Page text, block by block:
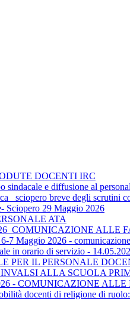
DOCENTI IRC
sindacale e diffusione al
sciopero breve degli scrutini
Sciopero 29 Maggio 2026
ATA
ALLE
7 Maggio 2026 -
in orario di servizio -
PER IL PERSONALE
ALLA SCUOLA
- COMUNICAZIONE
docenti di religione di